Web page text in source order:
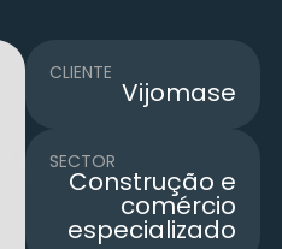
CLIENTE
Vijomase
SECTOR
Construção e
comércio
especializado